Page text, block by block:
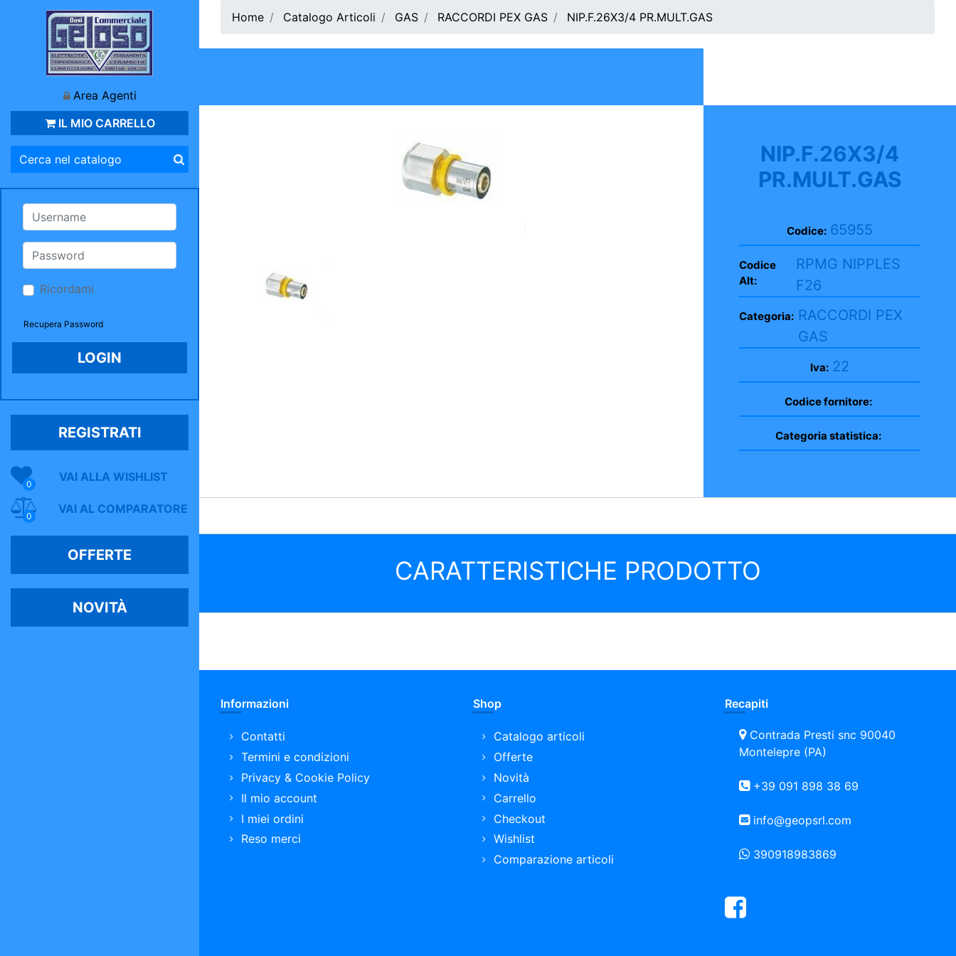
Area Agenti
IL MIO CARRELLO
Ricordami
Recupera Password
REGISTRATI
VAI ALLA WISHLIST
0
VAI AL COMPARATORE
0
OFFERTE
NOVITÀ
Home Catalogo Articoli GAS RACCORDI PEX GAS NIP.F.26X3/4 PR.MULT.GAS
NIP.F.26X3/4
PR.MULT.GAS
Codice: 65955
Codice
Alt:
RPMG NIPPLES
F26
Categoria: RACCORDI PEX
GAS
Iva: 22
Codice fornitore:
Categoria statistica:
CARATTERISTICHE PRODOTTO
Informazioni
Contatti
Termini e condizioni
Privacy & Cookie Policy
Il mio account
I miei ordini
Reso merci
Shop
Catalogo articoli
Offerte
Novità
Carrello
Checkout
Wishlist
Comparazione articoli
Recapiti
Contrada Presti snc 90040
Montelepre (PA)
+39 091 898 38 69
info@geopsrl.com
390918983869
Facebook